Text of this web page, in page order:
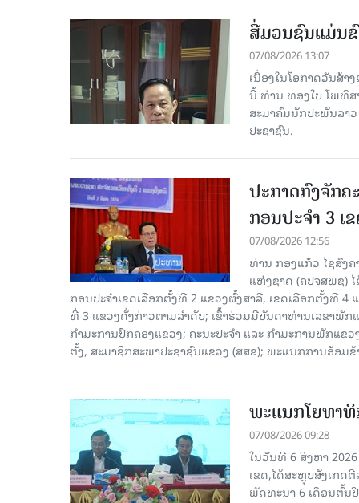
ສື່ມວນຊົນແມ່ນ
07/08/2026 13:07
ເນື່ອງໃນໂອກາດວັນສ້າ
ນີ້ ທ່ານ ທອງໃບ ໂພທິສ
ສະມາຄົມນັກປະພັນລາ
ປະຊາຊົນ.
ປະກາດກົງຈັກຄ
ກອນປະຈໍາ 3 ເ
07/08/2026 12:56
ທ່ານ ກອງແກ້ວ ໄຊສົງ
ແຫ່ງຊາດ (ຄປຈສພຊ)
ກອນປະຈໍາເຂດເລືອກຕັ້ງທີ 2 ແຂວງຜົ້ງສາລີ, ເຂດເລືອກຕັ້ງທີ
ທີ່ 3 ແຂວງດັ່ງກ່າວຕາມລຳດັບ; ເຂົ້າຮ່ວມມີບັນດາທ່ານເລຂາພັ
ກໍາມະການປົກຄອງແຂວງ; ຄະນະປະຈໍາ ແລະ ກໍາມະການພັກແຂ
ຕັ້ງ, ສະມາຊິກສະພາປະຊາຊົນແຂວງ (ສສຂ); ພະແນກການອ້ອມ
ພະແນກໂຍທາ
07/08/2026 09:28
ໃນວັນທີ 6 ສິງຫາ
ເຂດ,ໄດ້ສະຫຼຸບສັງເກດ
ພັດທະນາ 6 ເດືອນຕົ້ນ